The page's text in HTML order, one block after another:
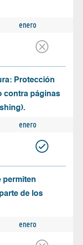
enero
Protección
contra páginas
enero
permiten
de los
enero